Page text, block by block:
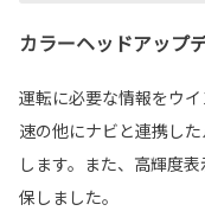
カラーヘッドアップ
運転に必要な情報をウ
速の他にナビと連携し
します。また、高輝度
保しました。